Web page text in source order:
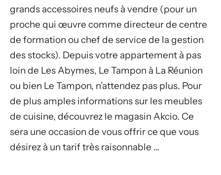
grands accessoires neufs à vendre (pour un
proche qui œuvre comme directeur de centre
de formation ou chef de service de la gestion
des stocks). Depuis votre appartement à pas
loin de Les Abymes, Le Tampon à La Réunion
ou bien Le Tampon, n’attendez pas plus. Pour
de plus amples informations sur les meubles
de cuisine, découvrez le magasin Akcio. Ce
sera une occasion de vous offrir ce que vous
désirez à un tarif très raisonnable …